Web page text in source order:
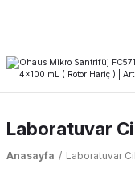
Laboratuvar
Anasayfa Laboratuvar